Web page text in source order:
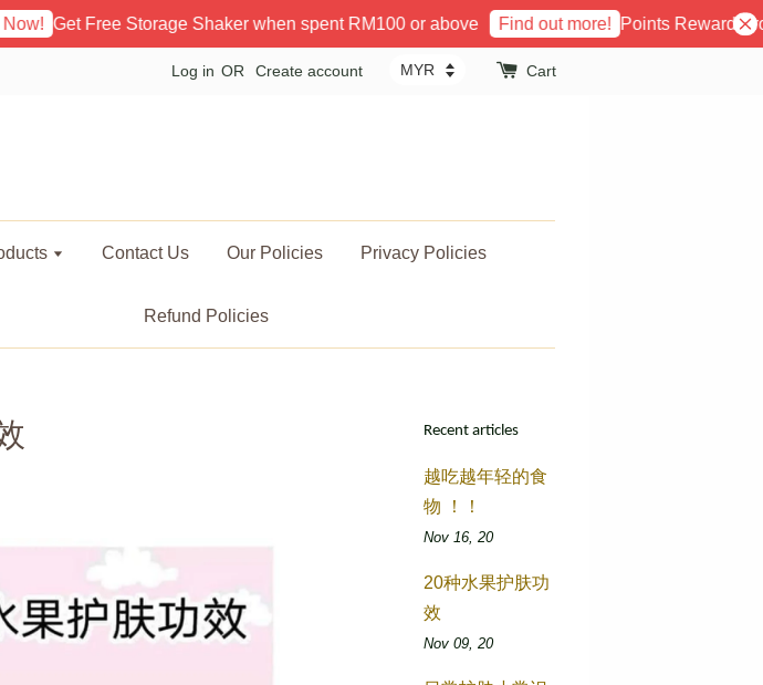
Get Free Storage Shaker when spent RM100 or above Find out more! Points Reward
Log in OR Create account Cart
Contact Us Our Policies Privacy Policies
Refund Policies
Recent articles
越吃越年轻的食
物 ！！
Nov 16, 20
20种水果护肤功
效
Nov 09, 20